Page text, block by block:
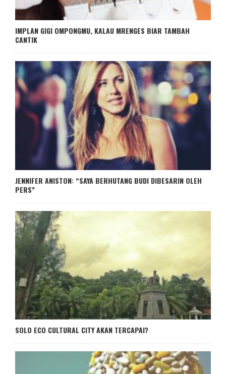
IMPLAN GIGI OMPONGMU, KALAU MRENGES BIAR TAMBAH
CANTIK
JENNIFER ANISTON: “SAYA BERHUTANG BUDI DIBESARIN OLEH
PERS”
SOLO ECO CULTURAL CITY AKAN TERCAPAI?